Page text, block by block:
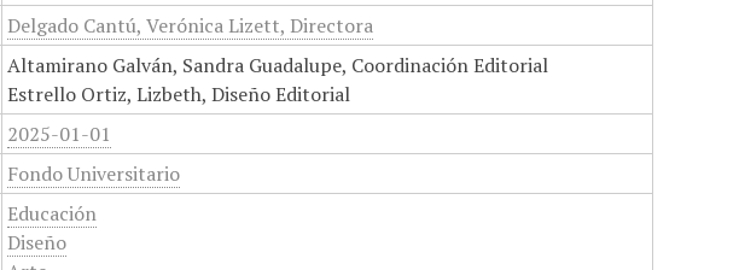
Delgado Cantú, Verónica Lizett, Directora
Altamirano Galván, Sandra Guadalupe, Coordinación Editorial
Estrello Ortiz, Lizbeth, Diseño Editorial
2025-01-01
Fondo Universitario
Educación
Diseño